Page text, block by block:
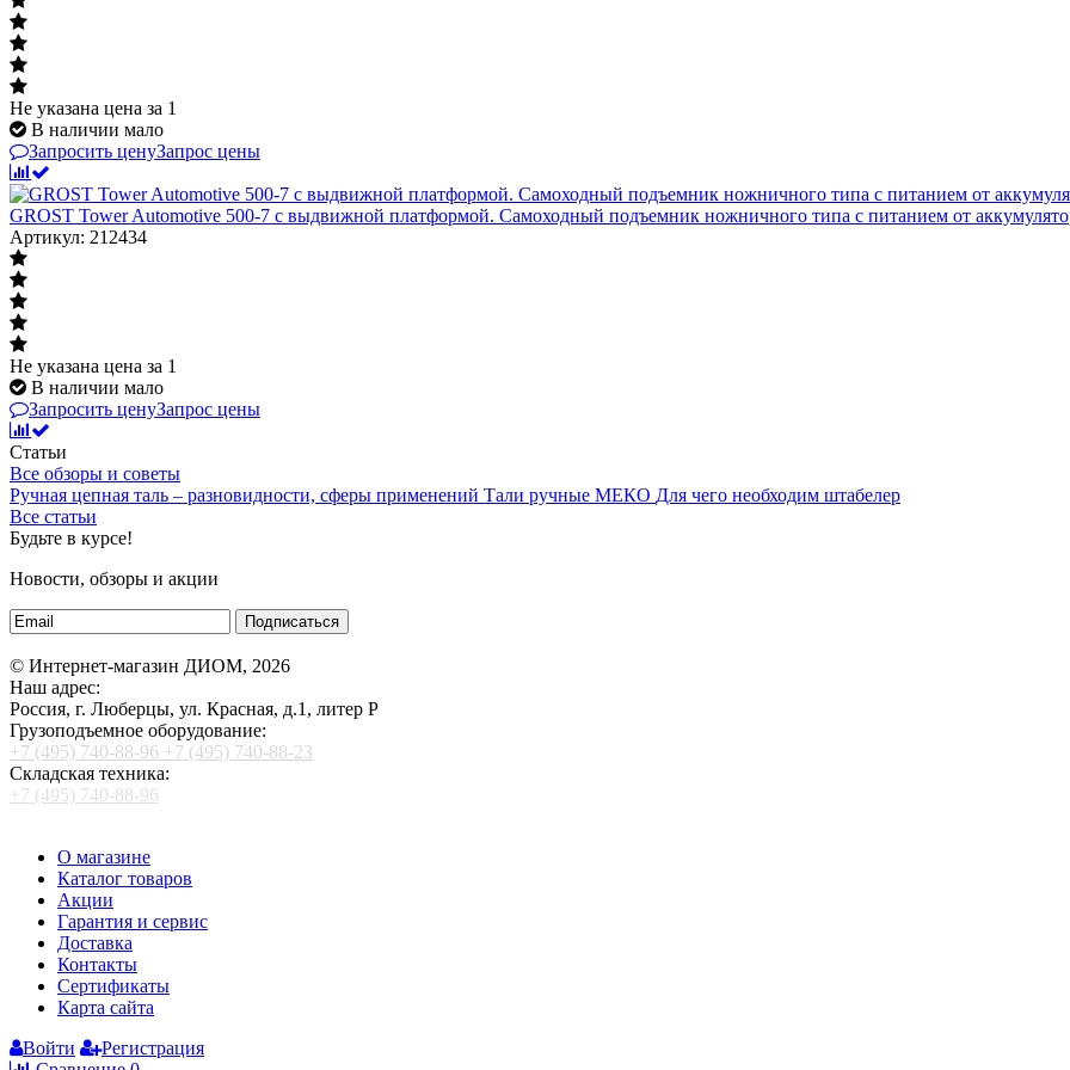
Не указана цена за 1
В наличии мало
Запросить ценуЗапрос цены
GROST Tower Automotive 500-7 с выдвижной платформой. Самоходный подъемник ножничного типа с питанием от
Артикул: 212434
Не указана цена за 1
В наличии мало
Запросить ценуЗапрос цены
Статьи
Все обзоры и советы
Ручная цепная таль – разновидности, сферы применений Тали ручные МЕКО Для чего необходим штабелер
Все статьи
Будьте в курсе!
Новости, обзоры и акции
Подписаться
© Интернет-магазин ДИОМ, 2026
Наш адрес:
Россия, г. Люберцы, ул. Красная, д.1, литер Р
Грузоподъемное оборудование:
+7 (495) 740-88-96 +7 (495) 740-88-23
Складская техника:
+7 (495) 740-88-96
О магазине
Каталог товаров
Акции
Гарантия и сервис
Доставка
Контакты
Сертификаты
Карта сайта
Войти
Регистрация